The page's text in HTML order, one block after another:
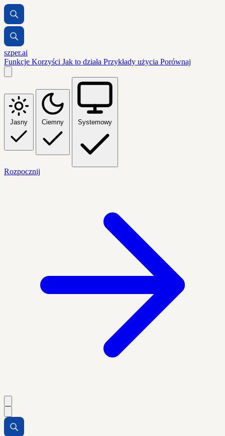
szper.ai
Funkcje Korzyści Jak to działa Przykłady użycia Porównaj
Jasny Ciemny Systemowy
Rozpocznij